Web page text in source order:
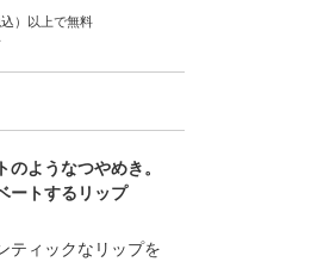
）以上で無料
ようなつやめき。
ートするリップ
ティックなリップを